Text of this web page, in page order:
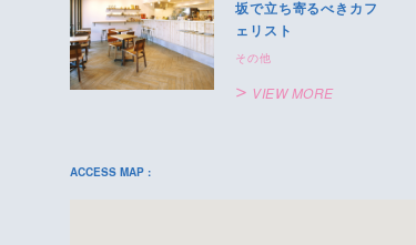
坂で立ち寄るべきカフ
ェリスト
その他
VIEW MORE
ACCESS MAP :